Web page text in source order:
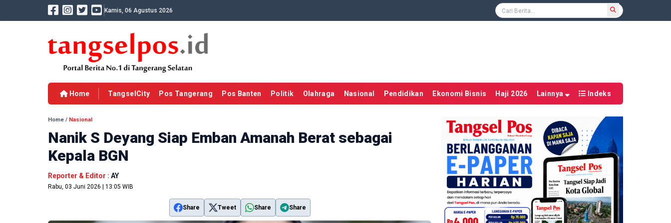
Kamis, 06 Agustus 2026
Home TangselCity Pos Tangerang Pos Banten Politik Olahraga Nasional Pendidikan Ekonomi Bisnis Haji 2026 Lainnya Indeks
Home / Nasional
Nanik S Deyang Siap Emban Amanah Berat sebagai
Kepala BGN
Reporter & Editor : AY
Rabu, 03 Juni 2026 | 13:05 WIB
Share Tweet Share Share